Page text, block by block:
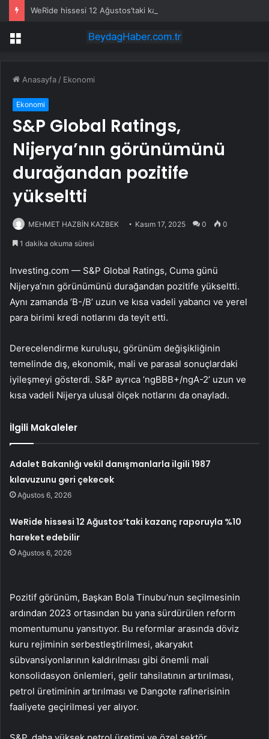
Menü
Anasayfa / Ekonomi
Ekonomi
S&P Global Ratings,
Nijerya’nın görünümünü
durağandan pozitife
yükseltti
MEHMET HAZBİN KAZBEK Kasım 17, 2025 0 0
1 dakika okuma süresi
Investing.com — S&P Global Ratings, Cuma günü
Nijerya’nın görünümünü durağandan pozitife yükseltti.
Aynı zamanda ’B-/B’ uzun ve kısa vadeli yabancı ve yerel
para birimi kredi notlarını da teyit etti.
Derecelendirme kuruluşu, görünüm değişikliğinin
temelinde dış, ekonomik, mali ve parasal sonuçlardaki
iyileşmeyi gösterdi. S&P ayrıca ’ngBBB+/ngA-2’ uzun ve
kısa vadeli Nijerya ulusal ölçek notlarını da onayladı.
İlgili Makaleler
Adalet Bakanlığı vekil danışmanlarla ilgili 1987
kılavuzunu geri çekecek
Ağustos 6, 2026
WeRide hissesi 12 Ağustos’taki kazanç raporuyla %10
hareket edebilir
Ağustos 6, 2026
Pozitif görünüm, Başkan Bola Tinubu’nun seçilmesinin
ardından 2023 ortasından bu yana sürdürülen reform
momentumunu yansıtıyor. Bu reformlar arasında döviz
kuru rejiminin serbestleştirilmesi, akaryakıt
sübvansiyonlarının kaldırılması gibi önemli mali
konsolidasyon önlemleri, gelir tahsilatının artırılması,
petrol üretiminin artırılması ve Dangote rafinerisinin
faaliyete geçirilmesi yer alıyor.